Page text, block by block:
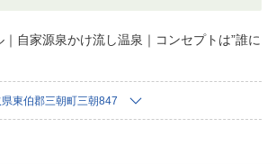
自家源泉かけ流し温泉｜コンセプトは”誰に
東伯郡三朝町三朝847